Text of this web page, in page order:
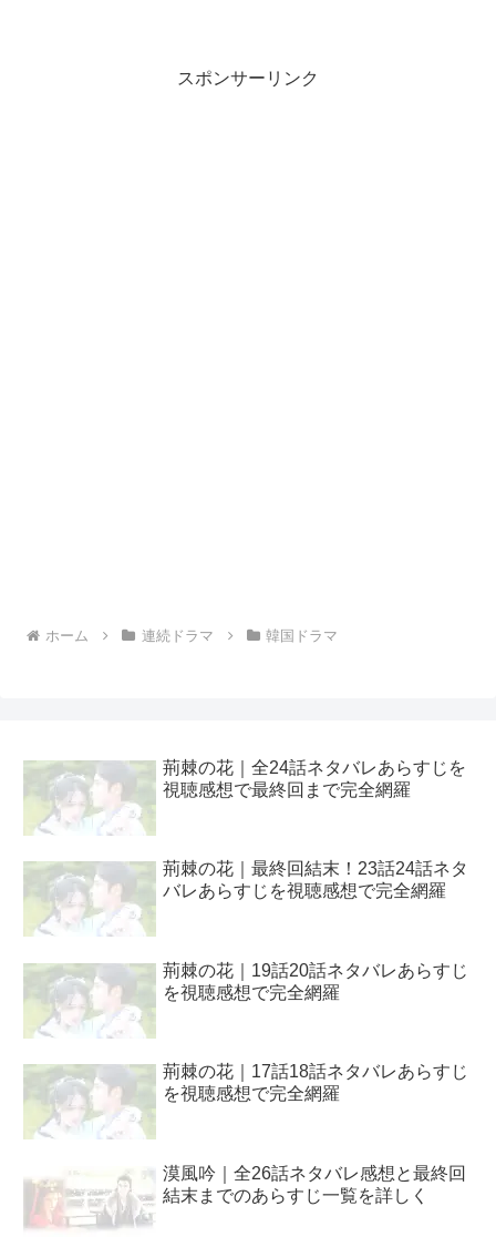
スポンサーリンク
ホーム 連続ドラマ 韓国ドラマ
荊棘の花｜全24話ネタバレあらすじを
視聴感想で最終回まで完全網羅
荊棘の花｜最終回結末！23話24話ネタ
バレあらすじを視聴感想で完全網羅
荊棘の花｜19話20話ネタバレあらすじ
を視聴感想で完全網羅
荊棘の花｜17話18話ネタバレあらすじ
を視聴感想で完全網羅
漠風吟｜全26話ネタバレ感想と最終回
結末までのあらすじ一覧を詳しく